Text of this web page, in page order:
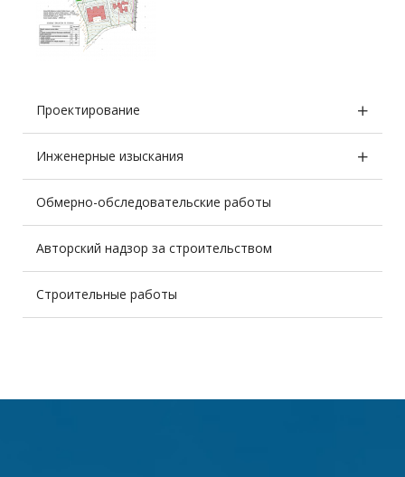
Проектирование
Инженерные изыскания
Обмерно-обследовательские работы
Авторский надзор за строительством
Строительные работы